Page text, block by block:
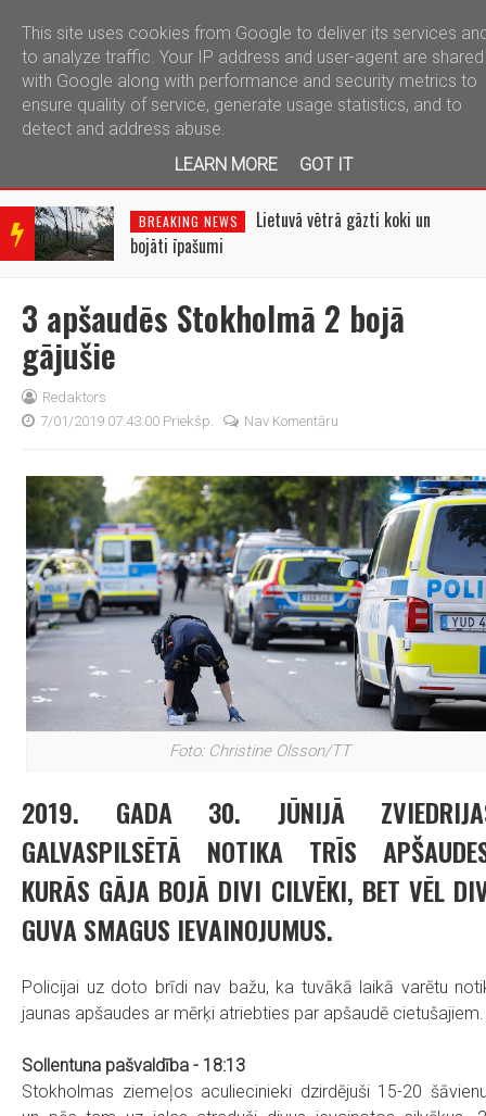
telegram
BRE
AKIN
NEW
BREAKING NEWS
Lietuvā vētrā gāzti koki un
bojāti īpašumi
3 apšaudēs Stokholmā 2 bojā
gājušie
Redaktors
7/01/2019 07:43:00 Priekšp.
Nav Komentāru
Foto: Christine Olsson/TT
2019. GADA 30. JŪNIJĀ
GALVASPILSĒTĀ NOTIKA TRĪS
KURĀS GĀJA BOJĀ DIVI CILVĒKI, BET VĒL
GUVA SMAGUS IEVAINOJUMUS.
Policijai uz doto brīdi nav bažu, ka tuvākā laikā varētu
jaunas apšaudes ar mērķi atriebties par apšaudē cietušajiem.
Sollentuna pašvaldība - 18:13
Stokholmas ziemeļos aculiecinieki dzirdējuši 15-20
This site uses cookies from Google to deliver its services
to analyze traffic. Your IP address and user-agent are shared
with Google along with performance and security metrics to
ensure quality of service, generate usage statistics, and to
detect and address abuse.
LEARN MORE
GOT IT